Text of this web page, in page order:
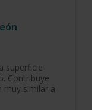
superficie
Contribuye
muy similar a